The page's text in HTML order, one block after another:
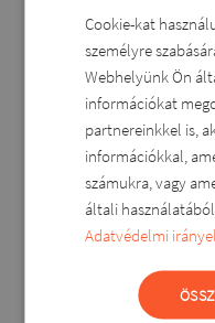
12.400 Ft
Cookie-kat
személyre
Webhelyünk Ön
információkat
partnereinkkel is,
információkkal,
számukra, vagy
általi
Adatvédelmi